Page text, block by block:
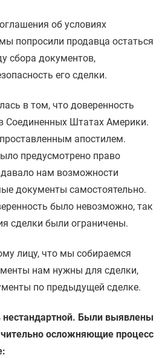
об условиях
попросили продавца остаться
сбора документов,
его сделки.
в том, что доверенность
Соединенных Штатах Америки.
апостилем.
предусмотрено право
давало нам возможности
документы самостоятельно.
было невозможно, так
сделки были ограничены.
лицу, что мы собираемся
нам нужны для сделки,
по предыдущей сделке.
нестандартной. Были выявлены
осложняющие процесс